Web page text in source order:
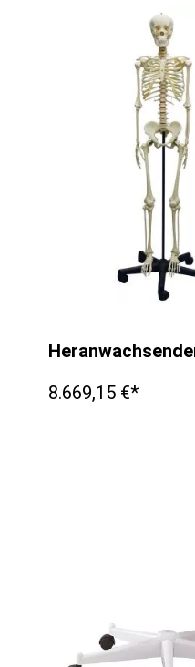
8.669,15 €*